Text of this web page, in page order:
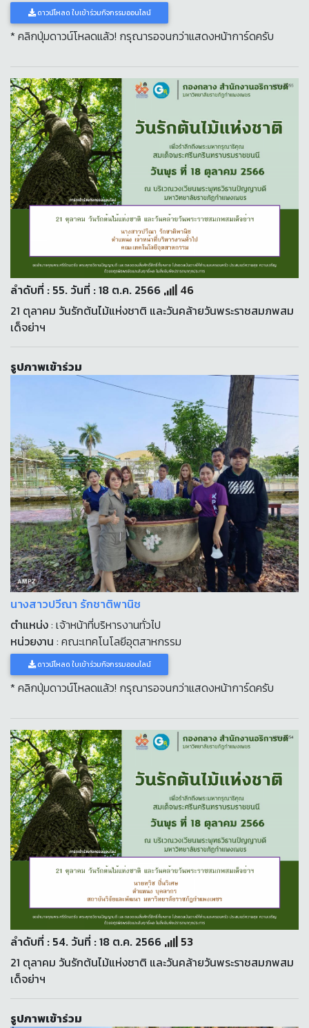
ดาวน์โหลด ใบเข้าร่วมกิจกรรมออนไลน์
* คลิกปุ่มดาวน์โหลดแล้ว! กรุณารอจนกว่าแสดงหน้าการ์ดครับ
ลำดับที่ : 55. วันที่ : 18 ต.ค. 2566
46
21 ตุลาคม วันรักต้นไม้แห่งชาติ และวันคล้ายวันพระราชสมภพสม
เด็จย่าฯ
รูปภาพเข้าร่วม
นางสาวปวีณา รักชาติพานิช
ตำแหน่ง: เจ้าหน้าที่บริหารงานทั่วไป
หน่วยงาน : คณะเทคโนโลยีอุตสาหกรรม
ดาวน์โหลด ใบเข้าร่วมกิจกรรมออนไลน์
* คลิกปุ่มดาวน์โหลดแล้ว! กรุณารอจนกว่าแสดงหน้าการ์ดครับ
ลำดับที่ : 54. วันที่ : 18 ต.ค. 2566
53
21 ตุลาคม วันรักต้นไม้แห่งชาติ และวันคล้ายวันพระราชสมภพสม
เด็จย่าฯ
รูปภาพเข้าร่วม